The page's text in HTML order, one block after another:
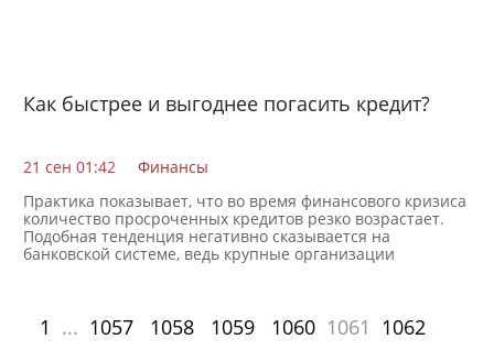
Как быстрее и выгоднее погасить кредит?
21 сен 01:42
Финансы
Практика показывает, что во время финансового кризиса
количество просроченных кредитов резко возрастает.
Подобная тенденция негативно сказывается на
банковской системе, ведь крупные организации
1 ... 1057 1058 1059 1060 1061
1062